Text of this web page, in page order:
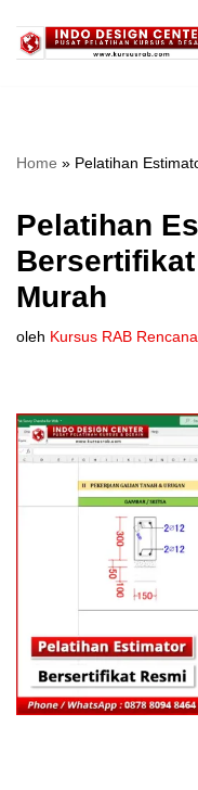
Lompat
Home » Pelatihan
Pelatihan
Murah
oleh Kursus RAB